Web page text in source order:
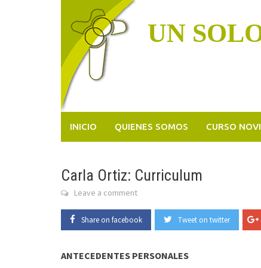
UN
INICIO QUIENES SOMOS CURSO
Carla Ortiz: Curriculum
Leave a comment
Share on facebook Tweet on twitter
ANTECEDENTES PERSONALES